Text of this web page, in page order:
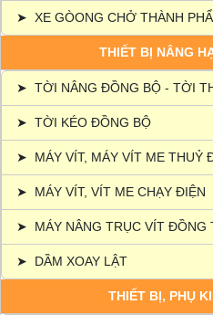
➤ XE GÒONG CHỞ THÀNH
THIẾT BỊ NÂNG
➤ TỜI NÂNG ĐỒNG BỘ - TỜI
➤ TỜI KÉO ĐỒNG BỘ
➤ MÁY VÍT, MÁY VÍT ME THUỶ
➤ MÁY VÍT, VÍT ME CHẠY ĐIỆN
➤ MÁY NÂNG TRỤC VÍT ĐỒNG
➤ DẦM XOAY LẬT
THIẾT BỊ, PHỤ